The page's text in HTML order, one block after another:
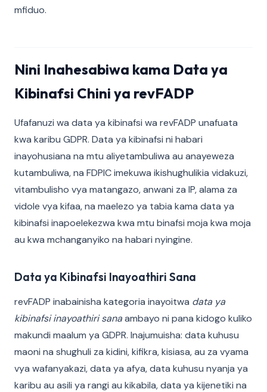
mfiduo.
Nini Inahesabiwa kama Data ya
Kibinafsi Chini ya revFADP
Ufafanuzi wa data ya kibinafsi wa revFADP unafuata
kwa karibu GDPR. Data ya kibinafsi ni habari
inayohusiana na mtu aliyetambuliwa au anayeweza
kutambuliwa, na FDPIC imekuwa ikishughulikia vidakuzi,
vitambulisho vya matangazo, anwani za IP, alama za
vidole vya kifaa, na maelezo ya tabia kama data ya
kibinafsi inapoelekezwa kwa mtu binafsi moja kwa moja
au kwa mchanganyiko na habari nyingine.
Data ya Kibinafsi Inayoathiri Sana
revFADP inabainisha kategoria inayoitwa data ya
kibinafsi inayoathiri sanaambayo ni pana kidogo kuliko
makundi maalum ya GDPR. Inajumuisha: data kuhusu
maoni na shughuli za kidini, kifikra, kisiasa, au za vyama
vya wafanyakazi, data ya afya, data kuhusu nyanja ya
karibu au asili ya rangi au kikabila, data ya kijenetiki na